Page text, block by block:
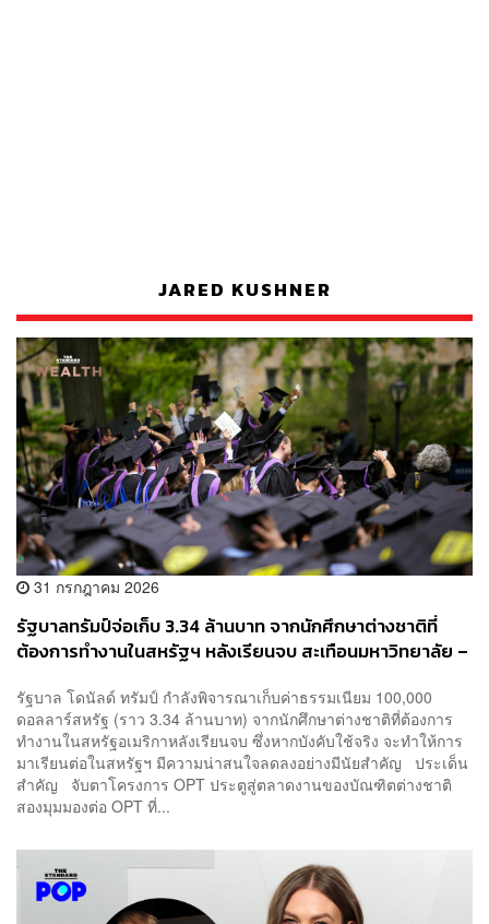
JARED KUSHNER
31 กรกฎาคม 2026
รัฐบาลทรัมป์จ่อเก็บ 3.34 ล้านบาท จากนักศึกษาต่างชาติที่
ต้องการทำงานในสหรัฐฯ หลังเรียนจบ สะเทือนมหาวิทยาลัย –
รัฐบาล โดนัลด์ ทรัมป์ กำลังพิจารณาเก็บค่าธรรมเนียม 100,000
ดอลลาร์สหรัฐ (ราว 3.34 ล้านบาท) จากนักศึกษาต่างชาติที่ต้องการ
ทำงานในสหรัฐอเมริกาหลังเรียนจบ ซึ่งหากบังคับใช้จริง จะทำให้การ
มาเรียนต่อในสหรัฐฯ มีความน่าสนใจลดลงอย่างมีนัยสำคัญ ประเด็น
สำคัญ จับตาโครงการ OPT ประตูสู่ตลาดงานของบัณฑิตต่างชาติ
สองมุมมองต่อ OPT ที่...